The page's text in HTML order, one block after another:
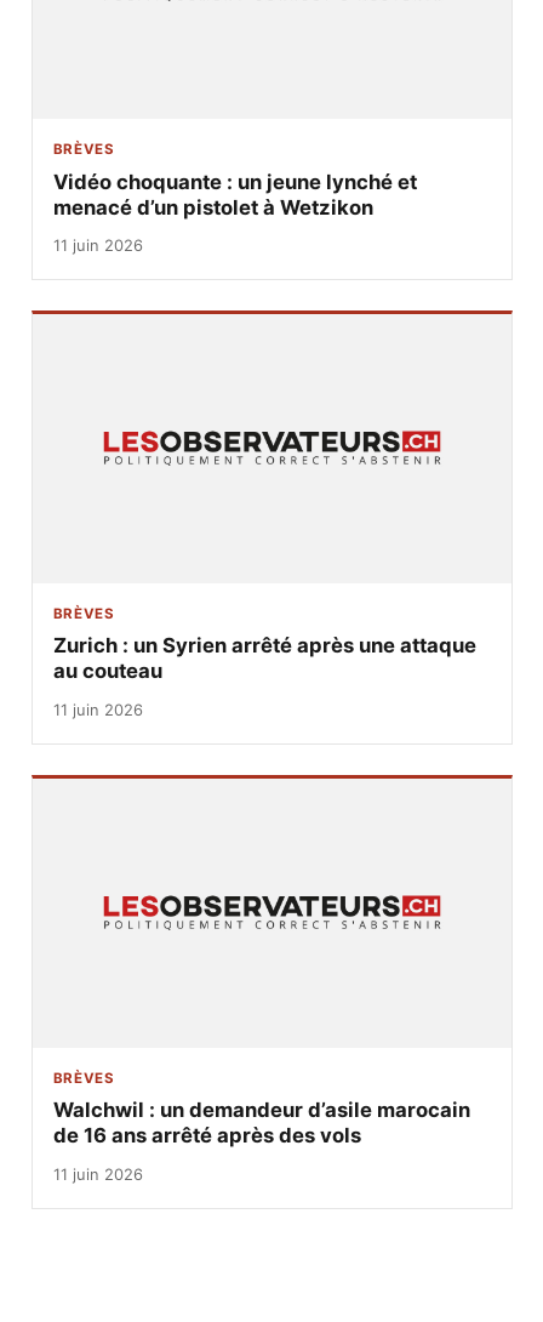
BRÈVES
Vidéo choquante : un jeune lynché et
menacé d’un pistolet à Wetzikon
11 juin 2026
BRÈVES
Zurich : un Syrien arrêté après une attaque
au couteau
11 juin 2026
BRÈVES
Walchwil : un demandeur d’asile marocain
de 16 ans arrêté après des vols
11 juin 2026